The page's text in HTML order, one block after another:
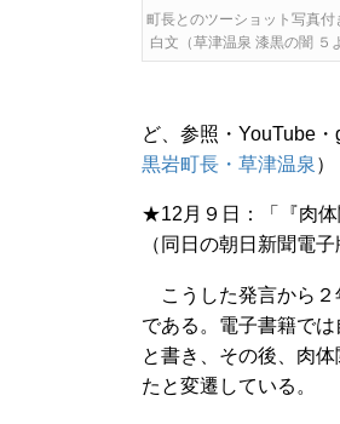
町長とのツーショット写真付
白文（草津温泉 漆黒の闇 ５
ど、参照・YouTube・
黒岩町長・草津温泉 ）
★12月９日：「『肉体
（同日の朝日新聞電子
こうした発言から２
である。 電子書籍で
と書き、その後、肉
たと変遷している。